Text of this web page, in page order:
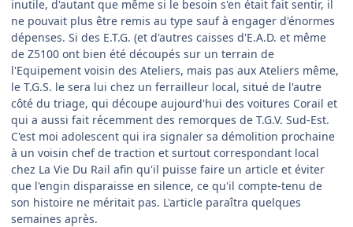
inutile, d'autant que même si le besoin s'en était fait sentir, il
ne pouvait plus être remis au type sauf à engager d'énormes
dépenses. Si des E.T.G. (et d'autres caisses d'E.A.D. et même
de Z5100 ont bien été découpés sur un terrain de
l'Equipement voisin des Ateliers, mais pas aux Ateliers même,
le T.G.S. le sera lui chez un ferrailleur local, situé de l'autre
côté du triage, qui découpe aujourd'hui des voitures Corail et
qui a aussi fait récemment des remorques de T.G.V. Sud-Est.
C'est moi adolescent qui ira signaler sa démolition prochaine
à un voisin chef de traction et surtout correspondant local
chez La Vie Du Rail afin qu'il puisse faire un article et éviter
que l'engin disparaisse en silence, ce qu'il compte-tenu de
son histoire ne méritait pas. L'article paraîtra quelques
semaines après.